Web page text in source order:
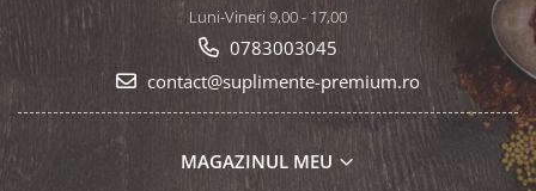
Luni-Vineri 9,00 - 17,00
0783003045
contact@suplimente-premium.ro
MAGAZINUL MEU